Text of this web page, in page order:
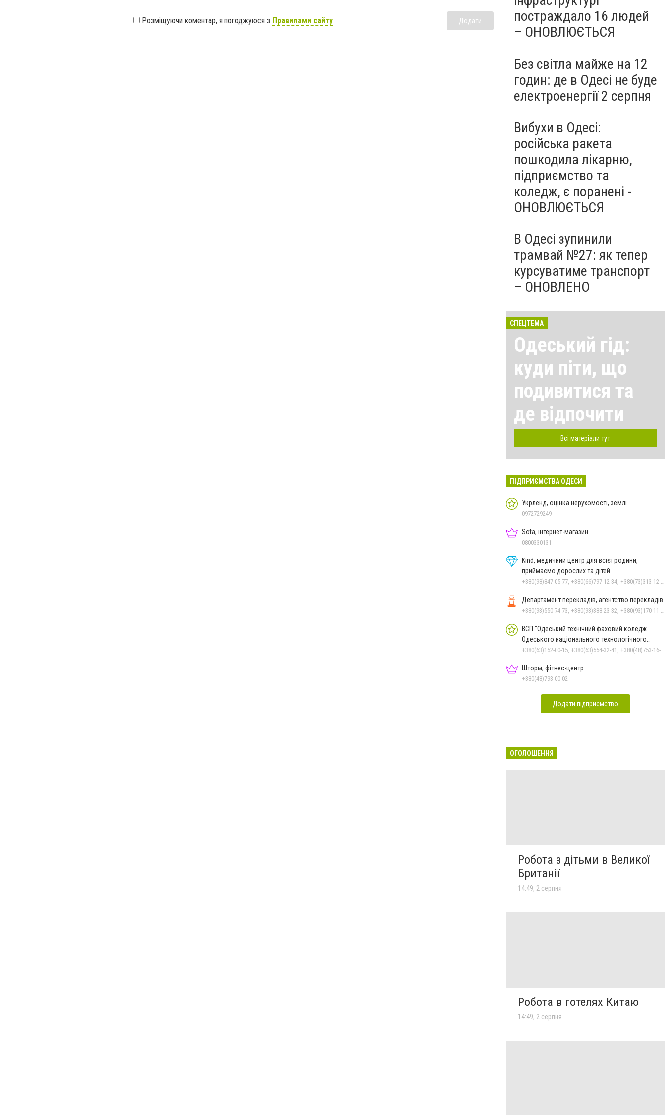
Розміщуючи коментар, я погоджуюся з Правилами сайту Додати
постраждало 16 людей
– ОНОВЛЮЄТЬСЯ
Без світла майже на 12
годин: де в Одесі не буде
електроенергії 2 серпня
Вибухи в Одесі:
російська ракета
пошкодила лікарню,
підприємство та
коледж, є поранені -
ОНОВЛЮЄТЬСЯ
В Одесі зупинили
трамвай №27: як тепер
курсуватиме транспорт
– ОНОВЛЕНО
СПЕЦТЕМА
Одеський гід:
куди піти, що
подивитися та
де відпочити
Всі матеріали тут
ПІДПРИЄМСТВА ОДЕСИ
Укрленд, оцінка нерухомості, землі
0972729249
Sota, інтернет-магазин
0800330131
Kind, медичний центр для всієї родини,
приймаємо дорослих та дітей
Департамент перекладів, агентство перекладів
ВСП "Одеський технічний фаховий коледж
Одеського національного технологічного
університету"
Шторм, фітнес-центр
+380(48)793-00-02
Додати підприємство
ОГОЛОШЕННЯ
Робота з дітьми в Великої
Британії
14:49, 2 серпня
Робота в готелях Китаю
14:49, 2 серпня